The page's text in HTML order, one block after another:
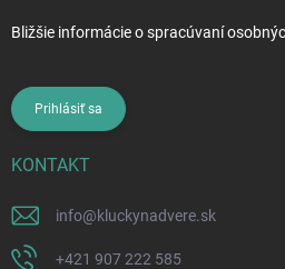
Bližšie informácie o spracúvaní
Prihlásiť sa
KONTAKT
info@kluckynadvere.sk
+421 907 222 585